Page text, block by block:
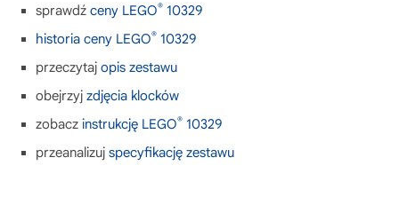
sprawdź ceny LEGO® 10329
historia ceny LEGO® 10329
przeczytaj opis zestawu
obejrzyj zdjęcia klocków
zobacz instrukcję LEGO® 10329
przeanalizuj specyfikację zestawu